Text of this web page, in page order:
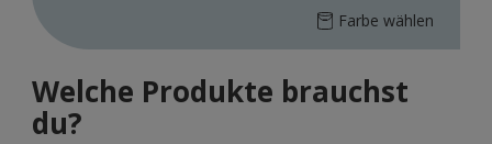
Farbe wählen
Welche Produkte brauchst
du?